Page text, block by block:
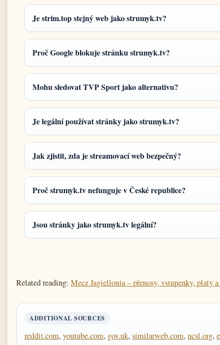
Je strim.top stejný web jako strumyk.tv?
Proč Google blokuje stránku strumyk.tv?
Mohu sledovat TVP Sport jako alternativu?
Je legální používat stránky jako strumyk.tv?
Jak zjistit, zda je streamovací web bezpečný?
Proč strumyk.tv nefunguje v České republice?
Jsou stránky jako strumyk.tv legální?
Related reading: Mecz Jagiellonia – přenosy, vstupenky, platy
ADDITIONAL SOURCES
reddit.com, youtube.com, gov.uk, similarweb.com, ncsl.org,